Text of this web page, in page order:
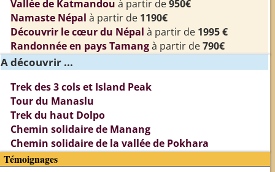
Vallée de Katmandou à partir de950€
Namaste Népal à partir de 1190€
Découvrir le cœur du Népal à partir de 1995 €
Randonnée en pays Tamangà partir de790€
A découvrir ...
Trek des 3 cols et Island Peak
Tour du Manaslu
Trek du haut Dolpo
Chemin solidaire de Manang
Chemin solidaire de la vallée de Pokhara
Témoignages